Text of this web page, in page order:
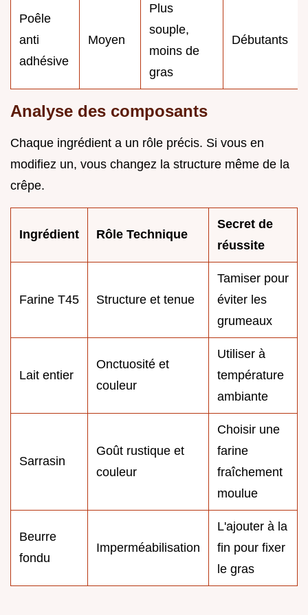
Poêle
anti
adhésive
Moyen
Plus
souple,
moins de
gras
Débutants
Analyse des composants
Chaque ingrédient a un rôle précis. Si vous en
modifiez un, vous changez la structure même de la
crêpe.
Ingrédient Rôle Technique
Secret de
réussite
Farine T45 Structure et tenue
Tamiser pour
éviter les
grumeaux
Lait entier
Onctuosité et
couleur
Utiliser à
température
ambiante
Sarrasin
Goût rustique et
couleur
Choisir une
farine
fraîchement
moulue
Beurre
fondu
Imperméabilisation
L'ajouter à la
fin pour fixer
le gras